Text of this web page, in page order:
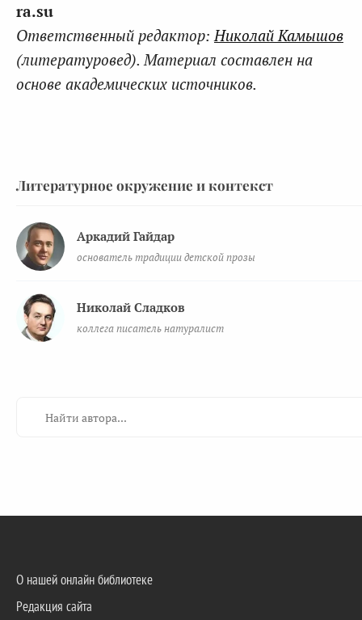
ra.su
Ответственный редактор:Николай Камышов
(литературовед). Материал составлен на
основе академических источников.
Литературное окружение и контекст
Аркадий Гайдар
основатель традиции детской прозы
Николай Сладков
коллега писатель натуралист
О нашей онлайн библиотеке
Редакция сайта